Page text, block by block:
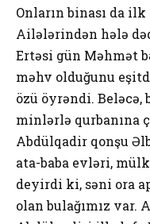
Onların binası da
Ailələrindən hələ
Ertəsi gün Məhmət
məhv olduğunu
özü öyrəndi.
minlərlə qurbanına
Abdülqadir qonşu
ata-baba evləri,
deyirdi ki, səni ora
olan bulağımız var.